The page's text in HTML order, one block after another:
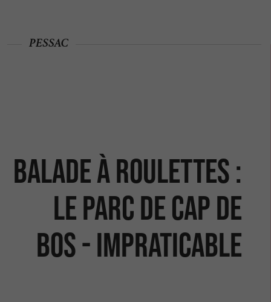
Balade à roulettes :
Le parc de Cap de
Bos - Impraticable
PESSAC